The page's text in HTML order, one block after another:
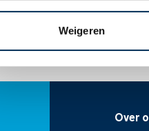
Weigeren
Lees meer op apotheek.nl
Over